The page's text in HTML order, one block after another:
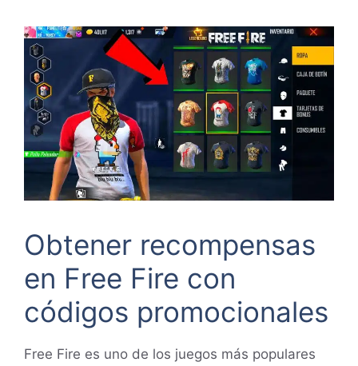
Obtener recompensas
en Free Fire con
códigos promocionales
Free Fire es uno de los juegos más populares